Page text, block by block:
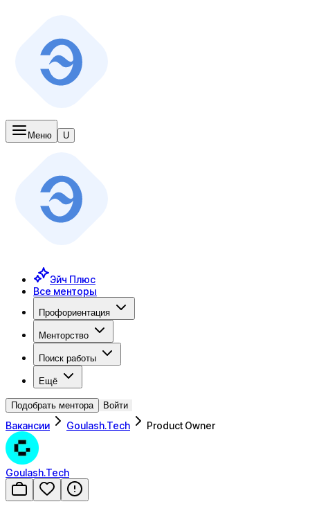
Меню U
Эйч Плюс
Все менторы
Профориентация
Менторство
Поиск работы
Ещё
Подобрать ментора Войти
Вакансии Goulash.Tech Product Owner
Goulash.Tech